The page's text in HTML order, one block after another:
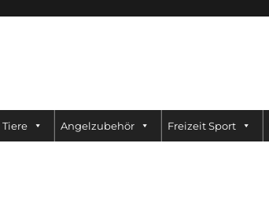
Tiere Angelzubehör Freizeit Sport